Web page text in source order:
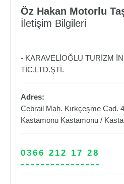
Öz Hakan Motorlu
İletişim Bilgileri
- KARAVELİOĞLU TURİZM
TİC.LTD.ŞTİ.
Adres:
Cebrail Mah. Kırkçeşme Cad.
Kastamonu Kastamonu /
0366 212 17 28